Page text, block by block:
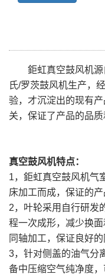
鉅虹真空鼓风机源
氏/罗茨鼓风机生产，
验，才沉淀出的现有
关，保证了产品的品质
真空鼓风机特点：
1，鉅虹真空鼓风机气
床加工而成，保证的产
2，叶轮采用自行研发
程一次成形，减少换
同轴加工，保证良好
3，针对侧盖的油气分
备中压缩空气纯净度